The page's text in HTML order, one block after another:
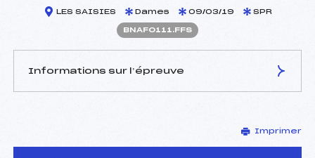
LES SAISIES Dames 09/03/19 SPR
BNAF0111.FFS
Informations sur l’épreuve
APPLAGNAT PHILIPPE
(MB)
Imprimer